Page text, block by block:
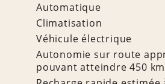
Automatique
Climatisation
Véhicule électrique
Autonomie sur route
pouvant atteindre 450 km